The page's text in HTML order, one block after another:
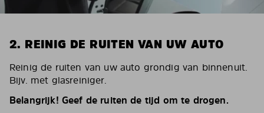
2. REINIG DE RUITEN VAN UW AUTO
Reinig de ruiten van uw auto grondig van binnenuit.
Bijv. met glasreiniger.
Belangrijk! Geef de ruiten de tijd om te drogen.